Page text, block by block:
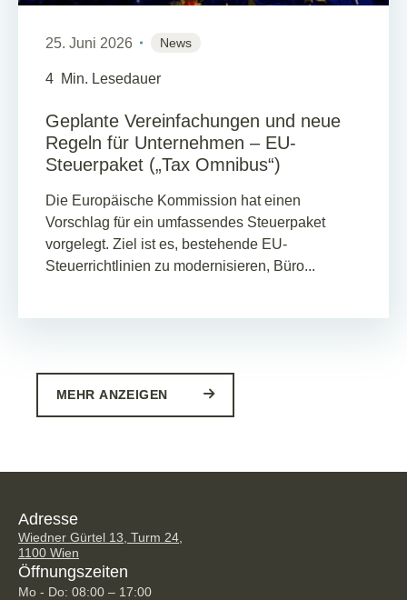
25. Juni 2026 News
4 Min. Lesedauer
Geplante Vereinfachungen und neue
Regeln für Unternehmen – EU-
Steuerpaket („Tax Omnibus“)
Die Europäische Kommission hat einen
Vorschlag für ein umfassendes Steuerpaket
vorgelegt. Ziel ist es, bestehende EU-
Steuerrichtlinien zu modernisieren, Büro...
MEHR ANZEIGEN
Adresse
Wiedner Gürtel 13, Turm 24,
1100 Wien
Öffnungszeiten
Mo - Do: 08:00 – 17:00